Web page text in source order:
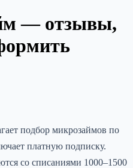
— отзывы,
подбор микрозаймов по
платную подписку.
со списаниями 1000–1500